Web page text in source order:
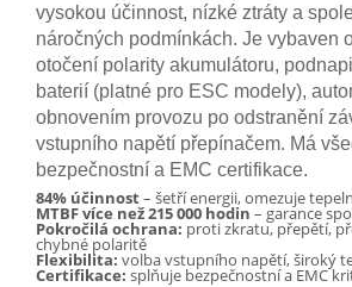
vysokou účinnost, nízké ztráty a
náročných podmínkách. Je vybaven
otočení polarity akumulátoru,
baterií (platné pro ESC modely),
obnovením provozu po odstranění
vstupního napětí přepínačem. Má
bezpečnostní a EMC certifikace.
84% účinnost– šetří energii, omezuje
MTBF více než 215 000 hodin – garance
Pokročilá ochrana: proti zkratu, přepětí,
chybné polaritě
Flexibilita: volba vstupního napětí, široký
Certifikace: splňuje bezpečnostní a EMC